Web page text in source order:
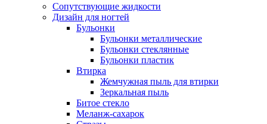
Сопутствующие жидкости
Дизайн для ногтей
Бульонки
Бульонки металлические
Бульонки стеклянные
Бульонки пластик
Втирка
Жемчужная пыль для втирки
Зеркальная пыль
Битое стекло
Меланж-сахарок